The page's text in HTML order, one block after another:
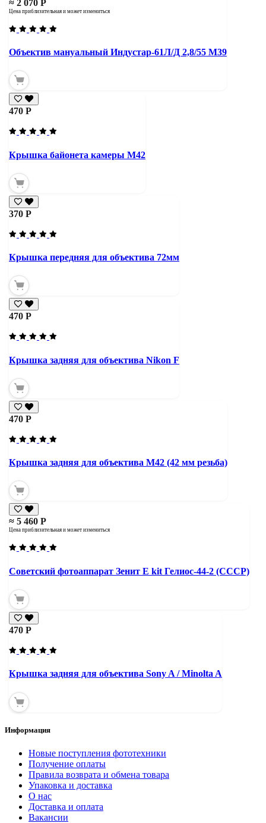
≈ 2 070 Р
Цена приблизительная и может измениться
Объектив мануальный Индустар-61Л/Д 2,8/55 М39
470 Р
Крышка байонета камеры М42
370 Р
Крышка передняя для объектива 72мм
470 Р
Крышка задняя для объектива Nikon F
470 Р
Крышка задняя для объектива М42 (42 мм резьба)
≈ 5 460 Р
Цена приблизительная и может измениться
Советский фотоаппарат Зенит Е kit Гелиос-44-2 (СССР)
470 Р
Крышка задняя для объектива Sony A / Minolta A
Информация
Новые поступления фототехники
Получение оплаты
Правила возврата и обмена товара
Упаковка и доставка
О нас
Доставка и оплата
Вакансии